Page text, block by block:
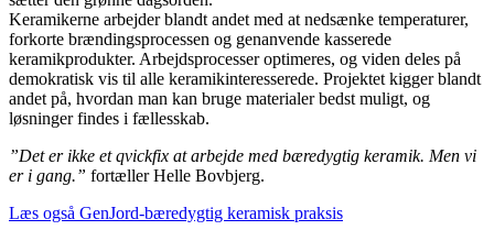
Keramikerne arbejder blandt andet med at nedsænke temperaturer,
forkorte brændingsprocessen og genanvende kasserede
keramikprodukter. Arbejdsprocesser optimeres, og viden deles på
demokratisk vis til alle keramikinteresserede. Projektet kigger blandt
andet på, hvordan man kan bruge materialer bedst muligt, og
løsninger findes i fællesskab.
”Det er ikke et qvickfix at arbejde med bæredygtig keramik. Men vi
er i gang.” fortæller Helle Bovbjerg.
Læs også GenJord-bæredygtig keramisk praksis